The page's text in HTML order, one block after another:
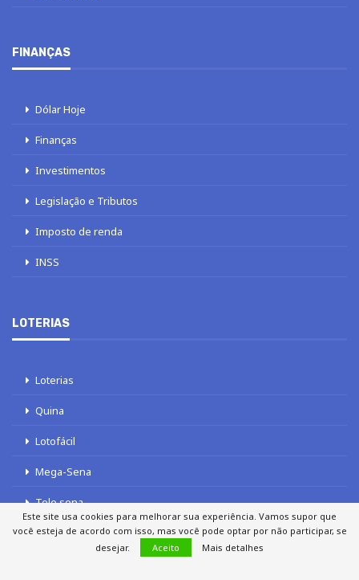
FINANÇAS
Dólar Hoje
Finanças
Investimentos
Legislação e Tributos
Imposto de renda
INSS
LOTERIAS
Loterias
Quina
Lotofácil
Mega-Sena
Tele sena
Este site usa cookies para melhorar sua experiência. Vamos supor que
você esteja de acordo com isso, mas você pode optar por não participar, se
desejar.
Aceito Mais detalhes